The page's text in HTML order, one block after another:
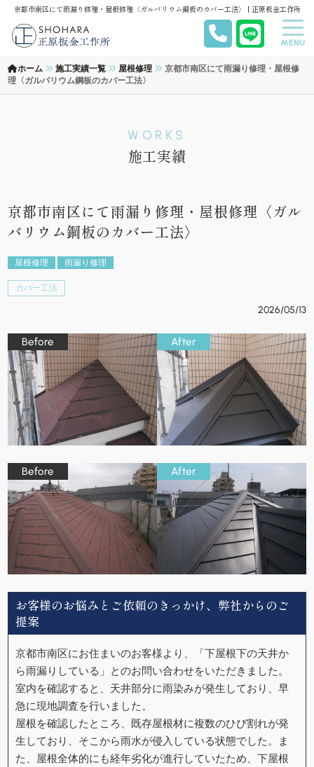
京都市南区にて雨漏り修理・屋根修理〈ガルバリウム鋼板のカバー工法〉 | 正原板金工作所
MENU
ホーム 施工実績一覧 屋根修理
京都市南区にて雨漏り修理・屋根修
理〈ガルバリウム鋼板のカバー工法〉
WORKS
施工実績
京都市南区にて雨漏り修理・屋根修理〈ガル
バリウム鋼板のカバー工法〉
屋根修理 雨漏り修理
カバー工法
2026/05/13
お客様のお悩みとご依頼のきっかけ、弊社からのご
提案
京都市南区にお住まいのお客様より、「下屋根下の天井か
ら雨漏りしている」とのお問い合わせをいただきました。
室内を確認すると、天井部分に雨染みが発生しており、早
急に現地調査を行いました。
屋根を確認したところ、既存屋根材に複数のひび割れが発
生しており、そこから雨水が侵入している状態でした。ま
た、屋根全体的にも経年劣化が進行していたため、下屋根